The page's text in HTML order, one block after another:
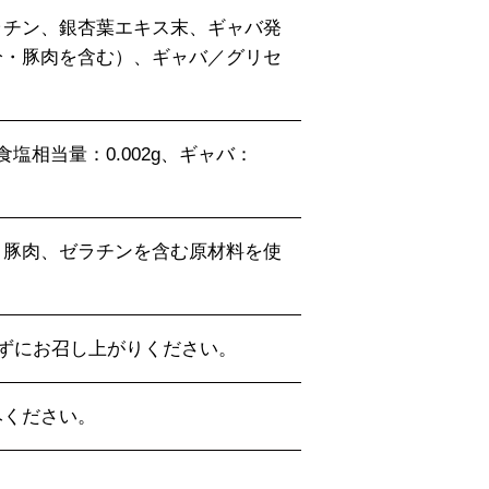
ン、銀杏葉エキス末、ギャバ発
豚肉を含む）、ギャバ／グリセ
相当量：0.002g、ギャバ：
肉、ゼラチンを含む原材料を使
お召し上がりください。
ださい。